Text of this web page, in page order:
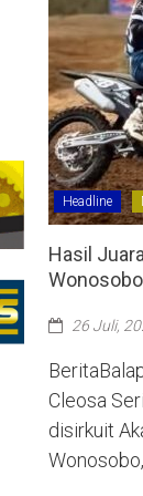
Headline
Hasil
Wonosobo ‎
26 Juli,
Cleosa
disirkuit